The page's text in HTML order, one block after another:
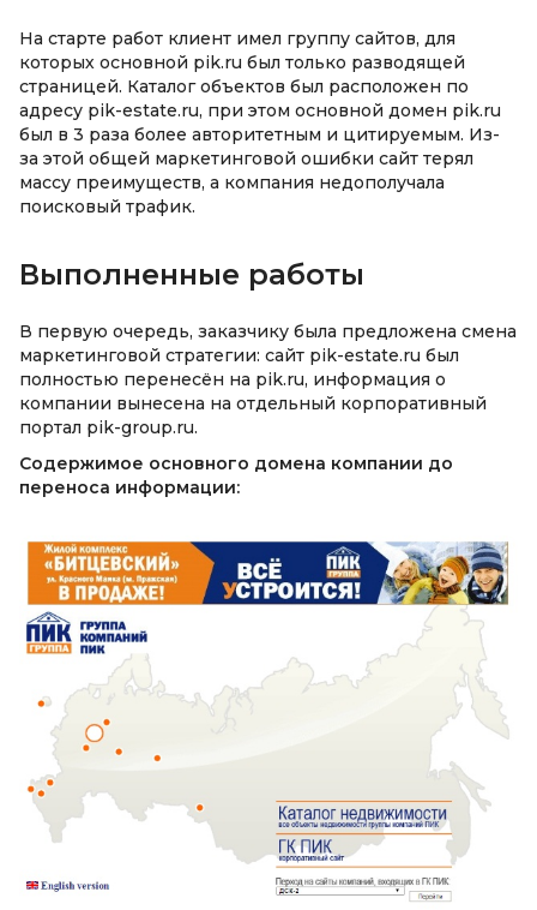
На старте работ клиент имел группу сайтов, для
которых основной pik.ru был только разводящей
страницей. Каталог объектов был расположен по
адресу pik-estate.ru, при этом основной домен pik.ru
был в 3 раза более авторитетным и цитируемым. Из-
за этой общей маркетинговой ошибки сайт терял
массу преимуществ, а компания недополучала
поисковый трафик.
Выполненные работы
В первую очередь, заказчику была предложена смена
маркетинговой стратегии: сайт pik-estate.ru был
полностью перенесён на pik.ru, информация о
компании вынесена на отдельный корпоративный
портал pik-group.ru.
Содержимое основного домена компании до
переноса информации: